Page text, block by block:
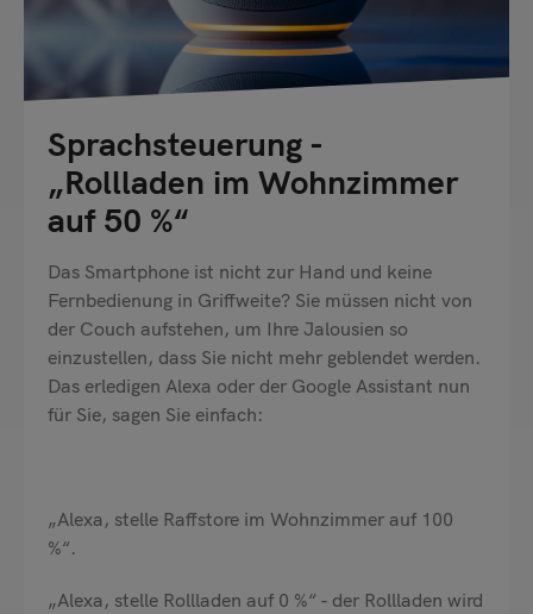
Sprachsteuerung -
„Rollladen im Wohnzimmer
auf 50 %“
Das Smartphone ist nicht zur Hand und keine
Fernbedienung in Griffweite? Sie müssen nicht von
der Couch aufstehen, um Ihre Jalousien so
einzustellen, dass Sie nicht mehr geblendet werden.
Das erledigen Alexa oder der Google Assistant nun
für Sie, sagen Sie einfach:
„Alexa, stelle Raffstore im Wohnzimmer auf 100
%“.
„Alexa, stelle Rollladen auf 0 %“ - der Rollladen wird